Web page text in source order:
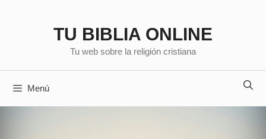
TU BIBLIA ONLINE
Tu web sobre la religión cristiana
Menú